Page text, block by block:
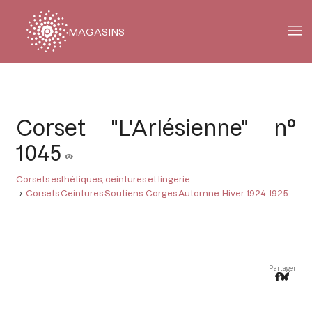
MAGASINS
Corset "L'Arlésienne" n°
1045
Corsets esthétiques, ceintures et lingerie
Corsets Ceintures Soutiens-Gorges Automne-Hiver 1924-1925
Partager